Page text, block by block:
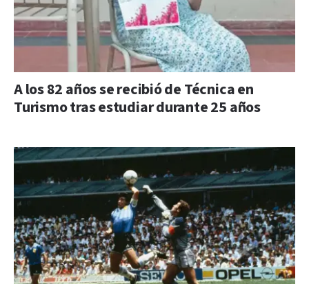
A los 82 años se recibió de Técnica en
Turismo tras estudiar durante 25 años